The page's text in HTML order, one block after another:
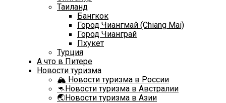
Таиланд
Бангкок
Город Чиангмай (Chiang Mai)
Город Чианграй
Пхукет
Турция
А что в Питере
Новости туризма
🏔️ Новости туризма в России
🦘Новости туризма в Австралии
🌏Новости туризма в Азии